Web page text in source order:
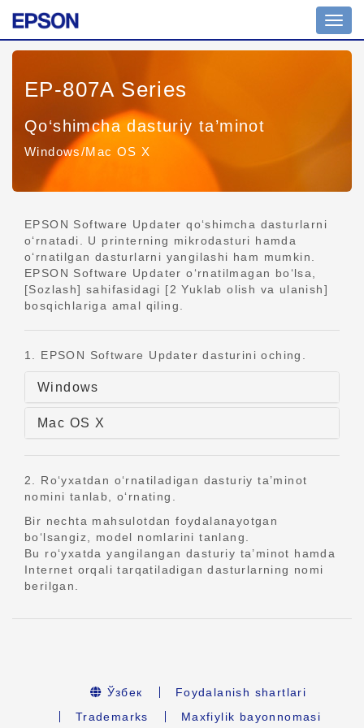
EP-807A Series
Qo‘shimcha dasturiy ta’minot
Windows/Mac OS X
EPSON Software Updater qo‘shimcha dasturlarni
o‘rnatadi. U printerning mikrodasturi hamda
o‘rnatilgan dasturlarni yangilashi ham mumkin.
EPSON Software Updater o‘rnatilmagan bo‘lsa,
[Sozlash] sahifasidagi [2 Yuklab olish va ulanish]
bosqichlariga amal qiling.
1. EPSON Software Updater dasturini oching.
Windows
Mac OS X
2. Ro‘yxatdan o‘rnatiladigan dasturiy ta’minot
nomini tanlab, o‘rnating.
Bir nechta mahsulotdan foydalanayotgan
bo‘lsangiz, model nomlarini tanlang.
Bu ro‘yxatda yangilangan dasturiy ta’minot hamda
Internet orqali tarqatiladigan dasturlarning nomi
berilgan.
Ўзбек
Foydalanish shartlari
Trademarks
Maxfiylik bayonnomasi